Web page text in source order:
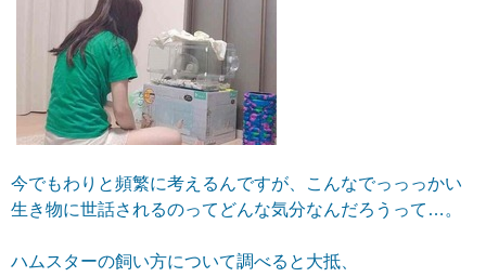
今でもわりと頻繁に考えるんですが、こんなでっっっかい
生き物に世話されるのってどんな気分なんだろうって…。
ハムスターの飼い方について調べると大抵、